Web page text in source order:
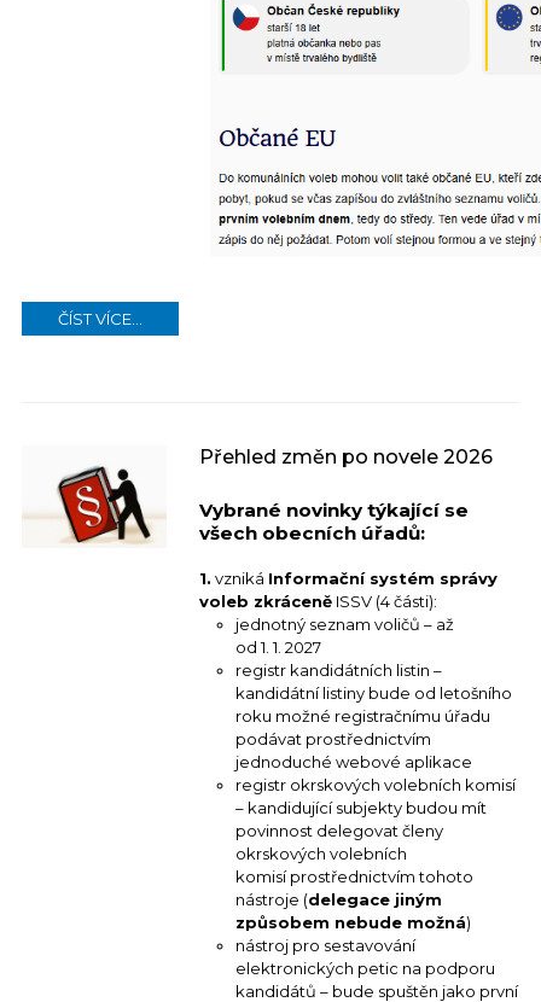
ČÍST VÍCE...
Přehled změn po novele 2026
Vybrané novinky týkající se
všech obecních úřadů:
1. vzniká Informační systém správy
voleb zkráceněISSV (4 části):
jednotný seznam voličů – až
od 1. 1. 2027
registr kandidátních listin –
kandidátní listiny bude od letošního
roku možné registračnímu úřadu
podávat prostřednictvím
jednoduché webové aplikace
registr okrskových volebních komisí
– kandidující subjekty budou mít
povinnost delegovat členy
okrskových volebních
komisí prostřednictvím tohoto
nástroje (delegace jiným
způsobem nebude možná)
nástroj pro sestavování
elektronických petic na podporu
kandidátů – bude spuštěn jako první